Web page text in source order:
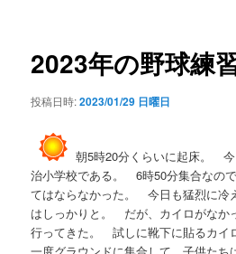
ー
ョ
2023年の野球練
投稿日時:2023/01/29 日曜日
朝5時20分くらいに起床。
治小学校である。 6時50分集合なの
てはならなかった。 今日も猛烈に冷
はしっかりと。 だが、カイロがなか
行ってきた。 試しに靴下に貼るカイ